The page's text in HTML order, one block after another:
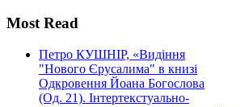
Most Read
Петро КУШНІР, «Видіння
"Нового Єрусалима" в книзі
Одкровення Йоана Богослова
(Од. 21). Інтертекстуально-